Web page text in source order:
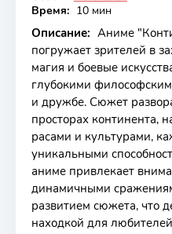
Время: 10 мин
Описание: Аниме
погружает зрителей в
магия и боевые
глубокими
и дружбе. Сюжет
просторах континента,
расами и культурами,
уникальными
аниме привлекает
динамичными
развитием сюжета, что
находкой для